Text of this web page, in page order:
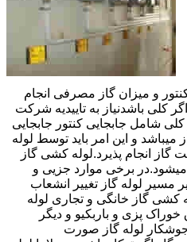
و میزان گاز مصرفی انجام
کلی باشدنیاز به تاییدیه شرکت
شامل جابجایی کنتور جابجایی
میباشد و این امر باید توسط لوله
انجام پذیرد.لوله کشی گاز
برخی موارد جزیی و
مسیر لوله گاز تغییر انشعاب
کشی گاز خانگی و تجاری لوله
پزی و باربکیو و دیگر
لوله گاز صورت